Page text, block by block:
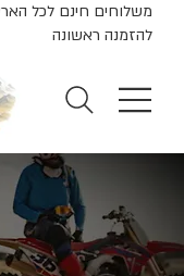
להזמנה ראשונה